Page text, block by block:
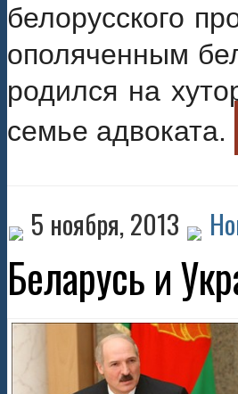
белорусского
ополяченным
родился на
семье адвоката.
5 ноября, 2013
Беларусь и